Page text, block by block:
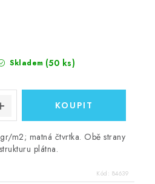
Skladem (50 ks)
m2; matná čtvrtka. Obě strany
plátna.
Kód: 84639